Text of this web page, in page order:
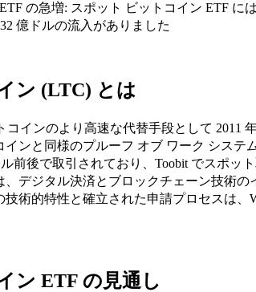
の急増: スポット ビットコイン ETF に
億ドルの流入がありました
ン (LTC) とは
コインのより高速な代替手段として 2011
インと同様のプルーフ オブ ワーク システ
前後で取引されており、Toobit でスポッ
、デジタル決済とブロックチェーン技術
技術的特性と確立された申請プロセスは、
ン ETF の見通し